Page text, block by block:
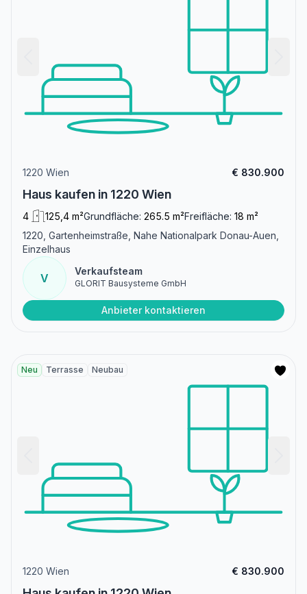
1220 Wien € 830.900
Haus kaufen in 1220 Wien
4 125,4 m²Grundfläche: 265.5 m²Freifläche: 18 m²
1220, Gartenheimstraße, Nahe Nationalpark Donau-Auen,
Einzelhaus
V
Verkaufsteam
GLORIT Bausysteme GmbH
Anbieter kontaktieren
Neu Terrasse Neubau
1220 Wien € 830.900